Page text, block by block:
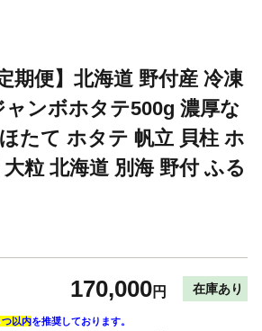
期便】北海道 野付産 冷凍
ンボホタテ500g 濃厚な
たて ホタテ 帆立 貝柱 ホ
粒 北海道 別海 野付 ふる
170,000円 在庫あり
以内を推奨しております。